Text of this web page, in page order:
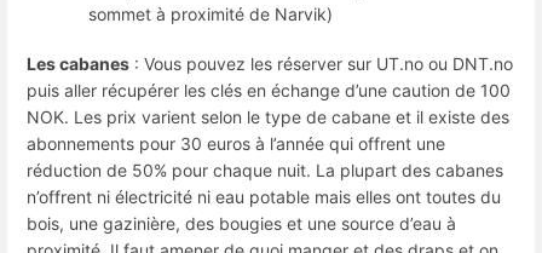
sommet à proximité de Narvik)
Les cabanes : Vous pouvez les réserver sur UT.no ou DNT.no
puis aller récupérer les clés en échange d’une caution de 100
NOK. Les prix varient selon le type de cabane et il existe des
abonnements pour 30 euros à l’année qui offrent une
réduction de 50% pour chaque nuit. La plupart des cabanes
n’offrent ni électricité ni eau potable mais elles ont toutes du
bois, une gazinière, des bougies et une source d’eau à